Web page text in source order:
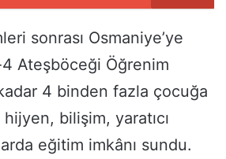
sonrası Osmaniye’ye
Ateşböceği Öğrenim
4 binden fazla çocuğa
bilişim, yaratıcı
eğitim imkânı sundu.